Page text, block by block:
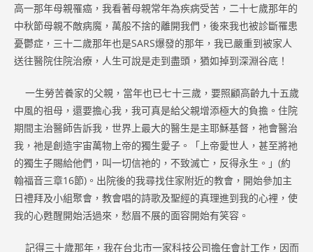
高一那年母親罹癌，我看著母親常年為疾病受苦，二十七歲那年的
中秋節母親不敵病魔，萬般不捨的離開我們，後來我也被診斷罹患
憂鬱症，三十二歲那年也是SARS爆發的那年，我已嚴重到被家人
送往醫院住院治療，人生可說是走到盡頭，猶如掉到深淵谷底！
一生勞苦養家的父親，當年也已七十三歲，要照顧高齡九十五歲
中風的祖母，還要擔心我，我可真是給父親增添極大的負擔。住院
期間主治醫師告訴我，世界上最大的醫生是主耶穌基督，祂會醫治
我，祂是創造宇宙萬物上帝的獨生愛子。「上帝愛世人，甚至將祂
的獨生子賜給他們，叫一切信祂的，不致滅亡，反得永生。」(約
翰福音三章16節)。出院後的我尋找住家附近的教會，開始參加主
日禮拜及小組聚會，教會唱的詩歌及聖經的真理進到我的心裡，使
我的心甦醒開始活過來，愁眉不展的面容開始有笑容。
記得三十歲那年，我在台北市一家科技公司擔任會計工作，因而